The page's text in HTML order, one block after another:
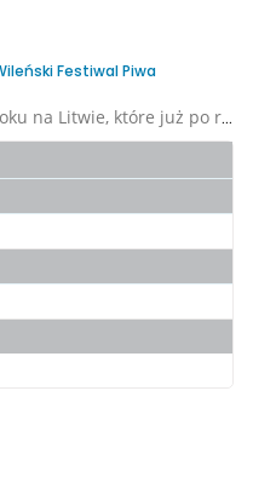
Festiwal Piwa
Najfajniejsze wydarzenie roku na Litwie, które już po raz czwarty zaprasza wszystkich koneserów wyśmienitego smaku! 2 epickie dni wypełnione 2000 entuzjastów rzemiosła, 36 browarami z 15 krajów, 20 twórcami rzemieślniczej i wykwintnej żywności, a co najważniejsze – wypełnione wyłącznie